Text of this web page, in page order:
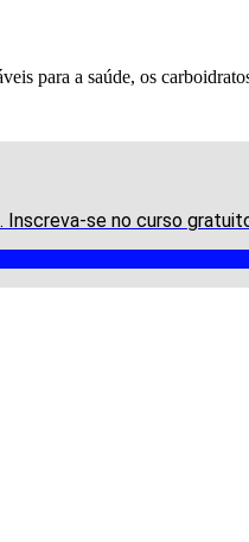
para a saúde, os
se no curso